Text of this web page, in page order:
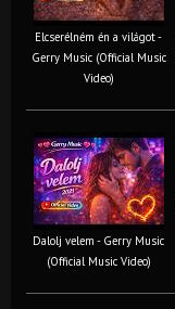
Elcserélném én a világot -
Gerry Music (Official Music
Video)
Dalolj velem - Gerry Music
(Official Music Video)